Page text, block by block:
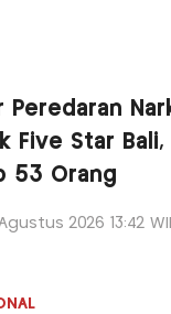
Peredaran
Five Star
53 Orang
2026 13:42